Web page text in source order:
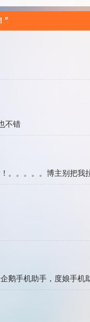
”
不错
。。。。。博主别把我
鹅手机助手，度娘手机